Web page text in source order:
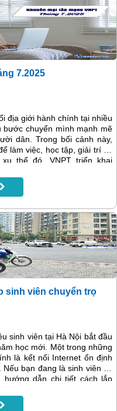
7.2025
địa giới hành chính tại nhiều
bước chuyển mình mạnh mẽ
dân. Trong bối cảnh này,
làm việc, học tập, giải trí tại
thế đó, VNPT triển khai
cận dịch vụ Internet chất
giờ hết.
sinh viên chuyển trọ
sinh viên tại Hà Nội bắt đầu
học mới. Một trong những
là kết nối Internet ổn định
bạn đang là sinh viên và
hướng dẫn chi tiết cách lắp
hè 2025.